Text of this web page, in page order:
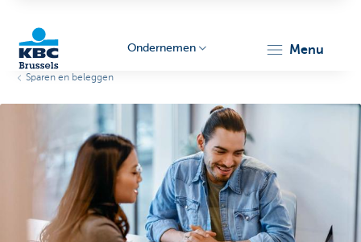
Ondernemers
Ondernemen menu
Sparen en beleggen